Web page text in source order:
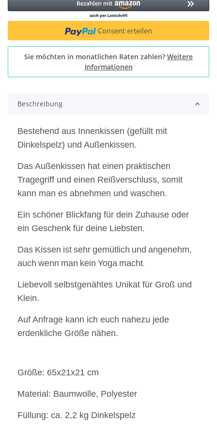
Consent erteilen
Sie möchten in monatlichen Raten zahlen? Weitere
Informationen
Beschreibung
Bestehend aus Innenkissen (gefüllt mit
Dinkelspelz) und Außenkissen.
Das Außenkissen hat einen praktischen
Tragegriff und einen Reißverschluss, somit
kann man es abnehmen und waschen.
Ein schöner Blickfang für dein Zuhause oder
ein Geschenk für deine Liebsten.
Das Kissen ist sehr gemütlich und angenehm,
auch wenn man kein Yoga macht.
Liebevoll selbstgenähtes Unikat für Groß und
Klein.
Auf Anfrage kann ich euch nahezu jede
erdenkliche Größe nähen.
Größe: 65x21x21 cm
Material: Baumwolle, Polyester
Füllung: ca. 2,2 kg Dinkelspelz